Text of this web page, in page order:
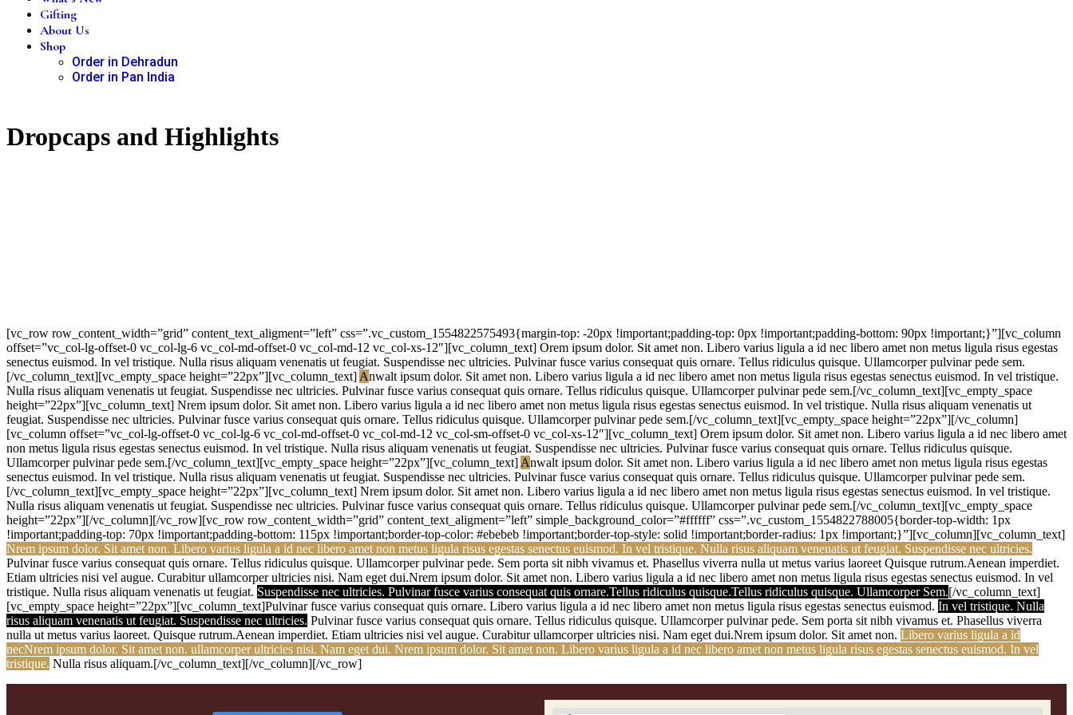
Gifting
About Us
Shop
Order in Dehradun
Order in Pan India
Dropcaps and Highlights
[vc_row row_content_width=”grid” content_text_aligment=”left” css=”.vc_custom_1554822575493{margin-top: -20px !important;padding-top: 0px !important;padding-bottom: 90px !important;}”][vc_column
offset=”vc_col-lg-offset-0 vc_col-lg-6 vc_col-md-offset-0 vc_col-md-12 vc_col-xs-12″][vc_column_text] Orem ipsum dolor. Sit amet non. Libero varius ligula a id nec libero amet non metus ligula risus egestas
senectus euismod. In vel tristique. Nulla risus aliquam venenatis ut feugiat. Suspendisse nec ultricies. Pulvinar fusce varius consequat quis ornare. Tellus ridiculus quisque. Ullamcorper pulvinar pede sem.
[/vc_column_text][vc_empty_space height=”22px”][vc_column_text]Anwalt ipsum dolor. Sit amet non. Libero varius ligula a id nec libero amet non metus ligula risus egestas senectus euismod. In vel tristique.
Nulla risus aliquam venenatis ut feugiat. Suspendisse nec ultricies. Pulvinar fusce varius consequat quis ornare. Tellus ridiculus quisque. Ullamcorper pulvinar pede sem.[/vc_column_text][vc_empty_space
height=”22px”][vc_column_text] Nrem ipsum dolor. Sit amet non. Libero varius ligula a id nec libero amet non metus ligula risus egestas senectus euismod. In vel tristique. Nulla risus aliquam venenatis ut
feugiat. Suspendisse nec ultricies. Pulvinar fusce varius consequat quis ornare. Tellus ridiculus quisque. Ullamcorper pulvinar pede sem.[/vc_column_text][vc_empty_space height=”22px”][/vc_column]
[vc_column offset=”vc_col-lg-offset-0 vc_col-lg-6 vc_col-md-offset-0 vc_col-md-12 vc_col-sm-offset-0 vc_col-xs-12″][vc_column_text] Orem ipsum dolor. Sit amet non. Libero varius ligula a id nec libero amet
non metus ligula risus egestas senectus euismod. In vel tristique. Nulla risus aliquam venenatis ut feugiat. Suspendisse nec ultricies. Pulvinar fusce varius consequat quis ornare. Tellus ridiculus quisque.
Ullamcorper pulvinar pede sem.[/vc_column_text][vc_empty_space height=”22px”][vc_column_text]Anwalt ipsum dolor. Sit amet non. Libero varius ligula a id nec libero amet non metus ligula risus egestas
senectus euismod. In vel tristique. Nulla risus aliquam venenatis ut feugiat. Suspendisse nec ultricies. Pulvinar fusce varius consequat quis ornare. Tellus ridiculus quisque. Ullamcorper pulvinar pede sem.
[/vc_column_text][vc_empty_space height=”22px”][vc_column_text] Nrem ipsum dolor. Sit amet non. Libero varius ligula a id nec libero amet non metus ligula risus egestas senectus euismod. In vel tristique.
Nulla risus aliquam venenatis ut feugiat. Suspendisse nec ultricies. Pulvinar fusce varius consequat quis ornare. Tellus ridiculus quisque. Ullamcorper pulvinar pede sem.[/vc_column_text][vc_empty_space
height=”22px”][/vc_column][/vc_row][vc_row row_content_width=”grid” content_text_aligment=”left” simple_background_color=”#ffffff” css=”.vc_custom_1554822788005{border-top-width: 1px
!important;padding-top: 70px !important;padding-bottom: 115px !important;border-top-color: #ebebeb !important;border-top-style: solid !important;border-radius: 1px !important;}”][vc_column][vc_column_text]
Nrem ipsum dolor. Sit amet non. Libero varius ligula a id nec libero amet non metus ligula risus egestas senectus euismod. In vel tristique. Nulla risus aliquam venenatis ut feugiat. Suspendisse nec ultricies.
Pulvinar fusce varius consequat quis ornare. Tellus ridiculus quisque. Ullamcorper pulvinar pede. Sem porta sit nibh vivamus et. Phasellus viverra nulla ut metus varius laoreet Quisque rutrum.Aenean imperdiet.
Etiam ultricies nisi vel augue. Curabitur ullamcorper ultricies nisi. Nam eget dui.Nrem ipsum dolor. Sit amet non. Libero varius ligula a id nec libero amet non metus ligula risus egestas senectus euismod. In vel
tristique. Nulla risus aliquam venenatis ut feugiat. Suspendisse nec ultricies. Pulvinar fusce varius consequat quis ornare.Tellus ridiculus quisque.Tellus ridiculus quisque. Ullamcorper Sem.[/vc_column_text]
[vc_empty_space height=”22px”][vc_column_text]Pulvinar fusce varius consequat quis ornare. Libero varius ligula a id nec libero amet non metus ligula risus egestas senectus euismod. In vel tristique. Nulla
risus aliquam venenatis ut feugiat. Suspendisse nec ultricies. Pulvinar fusce varius consequat quis ornare. Tellus ridiculus quisque. Ullamcorper pulvinar pede. Sem porta sit nibh vivamus et. Phasellus viverra
nulla ut metus varius laoreet. Quisque rutrum.Aenean imperdiet. Etiam ultricies nisi vel augue. Curabitur ullamcorper ultricies nisi. Nam eget dui.Nrem ipsum dolor. Sit amet non. Libero varius ligula a id
necNrem ipsum dolor. Sit amet non. ullamcorper ultricies nisi. Nam eget dui. Nrem ipsum dolor. Sit amet non. Libero varius ligula a id nec libero amet non metus ligula risus egestas senectus euismod. In vel
tristique. Nulla risus aliquam.[/vc_column_text][/vc_column][/vc_row]